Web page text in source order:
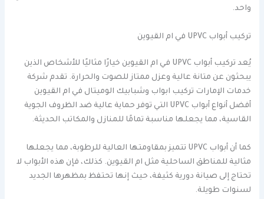
واحد.
تركيب أبواب UPVC في ام القيوين
يُعد تركيب أبواب UPVC في ام القيوين خيارًا مثاليًا للأشخاص الذين
يبحثون عن متانة عالية وعزل ممتاز للصوت والحرارة. تقدم شركة
خدمات الإمارات تركيب ابواب وشبابيك الوميتال في ام القيوين
أفضل أنواع أبواب UPVC التي توفر حماية عالية ضد الظروف الجوية
القاسية، مما يجعلها مناسبة تمامًا للمنازل والمكاتب الحديثة.
كما أن أبواب UPVC تتميز بمقاومتها العالية للرطوبة، مما يجعلها
مثالية للمناطق الساحلية مثل ام القيوين. كذلك، فإن هذه الأبواب لا
تحتاج إلى صيانة دورية كثيفة، حيث إنها تحتفظ بمظهرها الجديد
لسنوات طويلة.